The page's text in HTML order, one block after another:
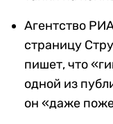
Агентство
страницу
пишет, что
одной из
он «даже